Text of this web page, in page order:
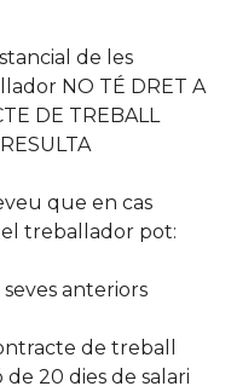
de les
NO TÉ DRET A
DE TREBALL
que en cas
el treballador pot:
anteriors
de treball
20 dies de salari